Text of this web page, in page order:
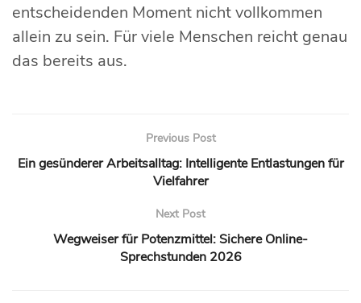
entscheidenden Moment nicht vollkommen
allein zu sein. Für viele Menschen reicht genau
das bereits aus.
Previous Post
Ein gesünderer Arbeitsalltag: Intelligente Entlastungen für
Vielfahrer
Next Post
Wegweiser für Potenzmittel: Sichere Online-
Sprechstunden 2026